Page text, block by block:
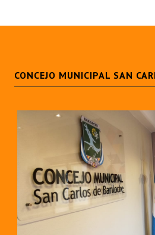
CONCEJO MUNICIPAL SAN